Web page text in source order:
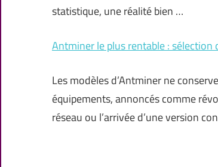
statistique, une réalité bien …
Antminer le plus rentable :
Les modèles d’Antminer ne
équipements, annoncés comme
réseau ou l’arrivée d’une version